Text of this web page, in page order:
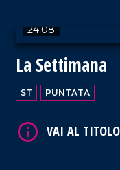
24:08
La Settimana
ST PUNTATA
VAI AL TITOLO